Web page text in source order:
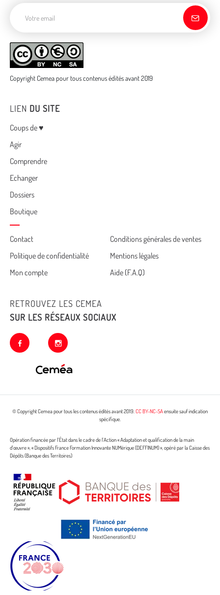
Copyright Cemea pour tous contenus édités avant 2019
LIEN DU SITE
Menu
Coups de ♥
Agir
Comprendre
Echanger
Dossiers
Boutique
Cemea
footer
Contact
Conditions générales de ventes
Politique de confidentialité
Mentions légales
Mon compte
Aide (F.A.Q)
RETROUVEZ LES CEMEA
SUR LES RÉSEAUX SOCIAUX
facebook instagram
© Copyright Cemea pour tous les contenus édités avant 2019.CC BY-NC-SAensuite sauf indication
spécifique.
Opération financée par l’État dans le cadre de l’Action « Adaptation et qualification de la main
d’œuvre », « Dispositifs France Formation Innovante NUMérique (DEFFINUM) », opéré par la Caisse des
Dépôts (Banque des Territoires)